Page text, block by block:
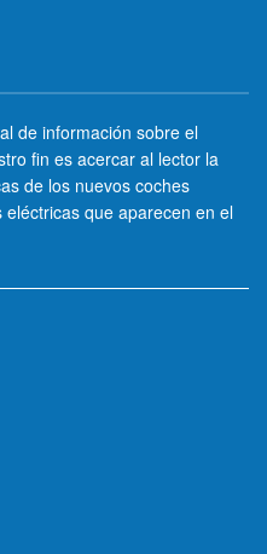
de información sobre el
fin es acercar al lector la
de los nuevos coches
que aparecen en el